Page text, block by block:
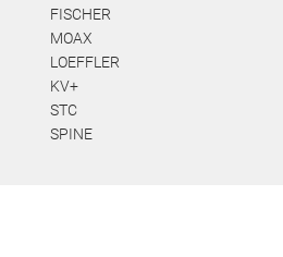
FISCHER
MOAX
LOEFFLER
KV+
STC
SPINE